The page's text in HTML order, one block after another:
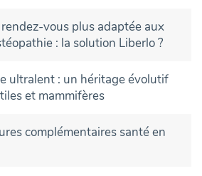
vous plus adaptée aux
: la solution Liberlo ?
ultralent : un héritage évolutif
et mammifères
complémentaires santé en